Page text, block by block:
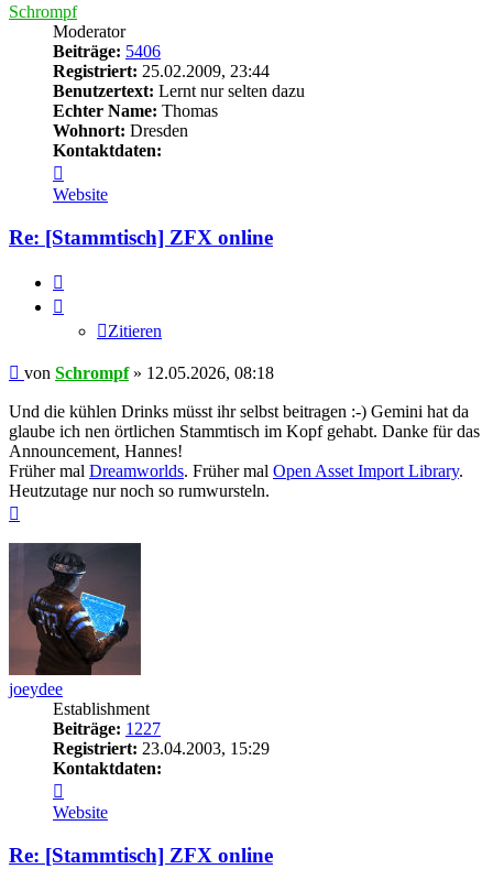
Schrompf
Moderator
Beiträge: 5406
Registriert: 25.02.2009, 23:44
Benutzertext: Lernt nur selten dazu
Echter Name: Thomas
Wohnort: Dresden
Kontaktdaten:
von
Schrompf
Website
Re: [Stammtisch] ZFX online
Zitieren
Beitrag
von Schrompf» 12.05.2026, 08:18
Und die kühlen Drinks müsst ihr selbst beitragen :-) Gemini hat da
glaube ich nen örtlichen Stammtisch im Kopf gehabt. Danke für das
Announcement, Hannes!
Früher mal Dreamworlds. Früher mal Open Asset Import Library.
Heutzutage nur noch so rumwursteln.
joeydee
Establishment
Beiträge: 1227
Registriert: 23.04.2003, 15:29
Kontaktdaten:
von
joeydee
Website
Re: [Stammtisch] ZFX online